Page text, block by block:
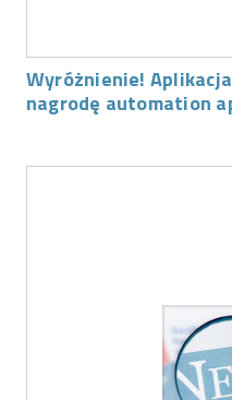
Wyróżnienie! Aplikacja
nagrodę automation